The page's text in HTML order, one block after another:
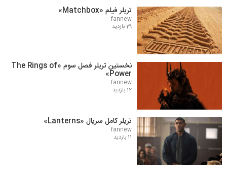
تریلر فیلم «Matchbox»
fannew
29 بازدید
نخستین تریلر فصل سوم «The Rings of
Power»
fannew
12 بازدید
تریلر کامل سریال «Lanterns»
fannew
11 بازدید